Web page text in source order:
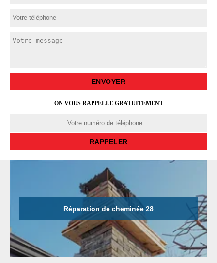
ON VOUS RAPPELLE GRATUITEMENT
Réparation de cheminée 28